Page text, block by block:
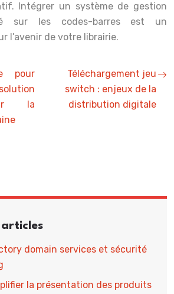
Intégrer un système de gestion
sur les codes-barres est un
l’avenir de votre librairie.
pour
la
Téléchargement jeu
switch : enjeux de la
distribution digitale
domain services et sécurité
la présentation des produits